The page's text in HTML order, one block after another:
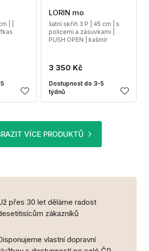
| |
LORIN mo
šatní skříň 3 P | 45 cm | s
policemi a zásuvkami |
PUSH OPEN | kašmír
3 350 Kč
Dostupnost do 3-5
týdnů
VÍCE PRODUKTŮ
přes 30 let děláme radost
zákazníků
vlastní dopravní